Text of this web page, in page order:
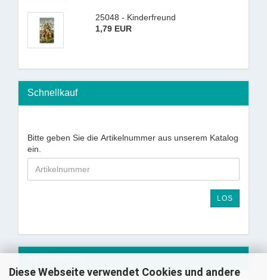
Diese Webseite verwendet Cookies und andere
25048 - Kinderfreund
1,79 EUR
Schnellkauf
Bitte geben Sie die Artikelnummer aus unserem Katalog
ein.
LOS